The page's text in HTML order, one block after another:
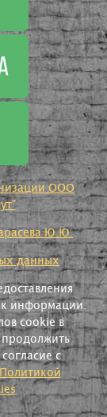
ООО
Ю.Ю.
данных
к информации.
cookie в
продолжить
с
Политикой